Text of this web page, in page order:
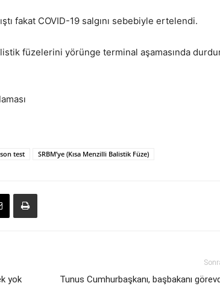
fakat COVID-19 salgını sebebiyle ertelendi.
füzelerini yörünge terminal aşamasında
test SRBM’ye (Kısa Menzilli Balistik Füze)
yok
Tunus Cumhurbaşkanı, başbakanı